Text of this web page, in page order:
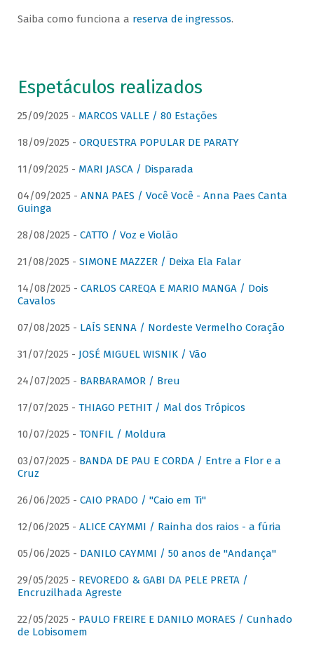
Saiba como funciona a reserva de ingressos.
Espetáculos realizados
25/09/2025 - MARCOS VALLE / 80 Estações
18/09/2025 - ORQUESTRA POPULAR DE PARATY
11/09/2025 - MARI JASCA / Disparada
04/09/2025 - ANNA PAES / Você Você - Anna Paes Canta
Guinga
28/08/2025 - CATTO / Voz e Violão
21/08/2025 - SIMONE MAZZER / Deixa Ela Falar
14/08/2025 - CARLOS CAREQA E MARIO MANGA / Dois
Cavalos
07/08/2025 - LAÍS SENNA / Nordeste Vermelho Coração
31/07/2025 - JOSÉ MIGUEL WISNIK / Vão
24/07/2025 - BARBARAMOR / Breu
17/07/2025 - THIAGO PETHIT / Mal dos Trópicos
10/07/2025 - TONFIL / Moldura
03/07/2025 - BANDA DE PAU E CORDA / Entre a Flor e a
Cruz
26/06/2025 - CAIO PRADO / "Caio em Ti"
12/06/2025 - ALICE CAYMMI / Rainha dos raios - a fúria
05/06/2025 - DANILO CAYMMI / 50 anos de "Andança"
29/05/2025 - REVOREDO & GABI DA PELE PRETA /
Encruzilhada Agreste
22/05/2025 - PAULO FREIRE E DANILO MORAES / Cunhado
de Lobisomem